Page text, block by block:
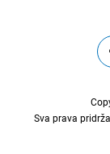
Sva prava